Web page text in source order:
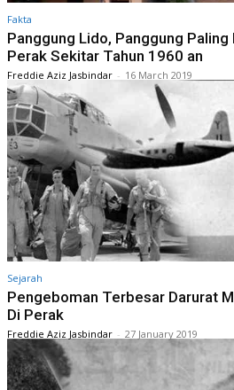
Fakta
Panggung Lido, Panggung Paling
Perak Sekitar Tahun 1960 an
Freddie Aziz Jasbindar - 16 March 2019
Sejarah
Pengeboman Terbesar Darurat
Di Perak
Freddie Aziz Jasbindar - 27 January 2019